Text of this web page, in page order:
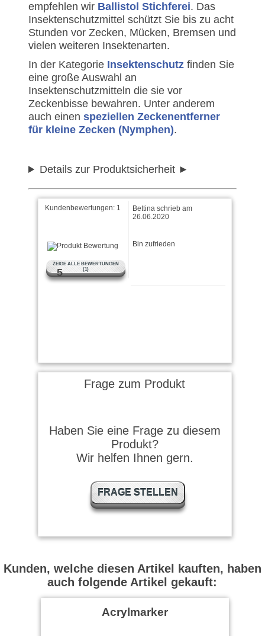
empfehlen wir Ballistol Stichferei. Das
Insektenschutzmittel schützt Sie bis zu acht
Stunden vor Zecken, Mücken, Bremsen und
vielen weiteren Insektenarten.
In der Kategorie Insektenschutz finden Sie
eine große Auswahl an
Insektenschutzmitteln die sie vor
Zeckenbisse bewahren. Unter anderem
auch einen speziellen Zeckenentferner
für kleine Zecken (Nymphen).
Details zur Produktsicherheit
Kundenbewertungen: 1
5
ZEIGE ALLE BEWERTUNGEN
(1)
Bettina schrieb am
26.06.2020
Bin zufrieden
Frage zum Produkt
Haben Sie eine Frage zu diesem
Produkt?
Wir helfen Ihnen gern.
FRAGE STELLEN
Kunden, welche diesen Artikel kauften, haben
auch folgende Artikel gekauft:
Acrylmarker